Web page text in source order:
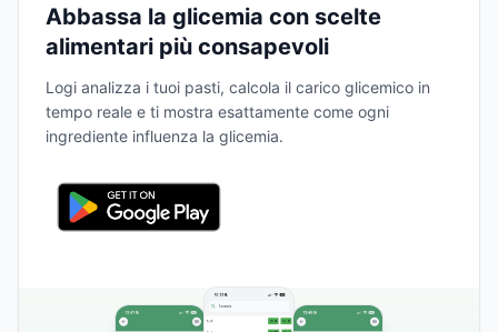
Abbassa la glicemia con scelte
alimentari più consapevoli
Logi analizza i tuoi pasti, calcola il carico glicemico in
tempo reale e ti mostra esattamente come ogni
ingrediente influenza la glicemia.